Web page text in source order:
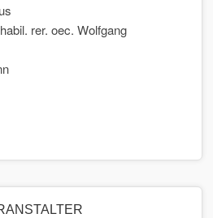
rer. oec. Wolfgang